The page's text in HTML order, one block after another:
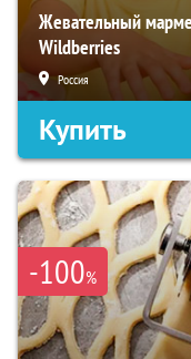
Жевательный
Wildberries
Россия
Купить
-100%